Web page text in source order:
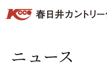
ニュース